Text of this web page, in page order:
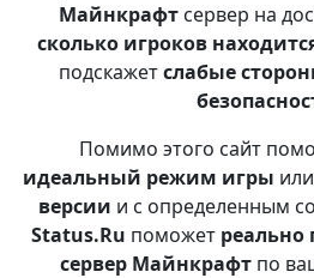
Майнкрафтсервер на
сколько игроков
подскажетслабые
Помимо этого сайт
идеальный режим игры или
версии и с определенным
Status.Ru поможет
сервер Майнкрафт по